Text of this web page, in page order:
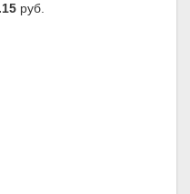
руб.